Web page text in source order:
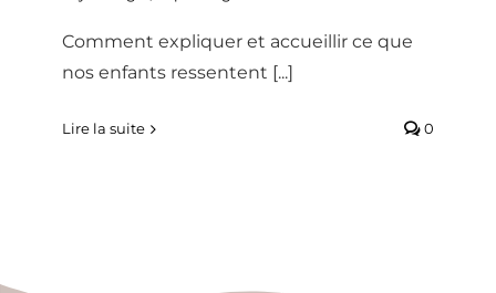
Comment expliquer et accueillir ce que
nos enfants ressentent [...]
Lire la suite 0